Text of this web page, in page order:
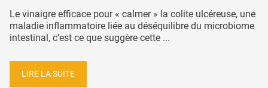
Le vinaigre efficace pour « calmer » la colite ulcéreuse, une
maladie inflammatoire liée au déséquilibre du microbiome
intestinal, c’est ce que suggère cette ...
LIRE LA SUITE